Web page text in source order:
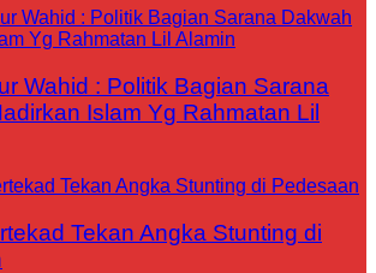
Wahid : Politik Bagian Sarana
Islam Yg Rahmatan Lil
Tekan Angka Stunting di